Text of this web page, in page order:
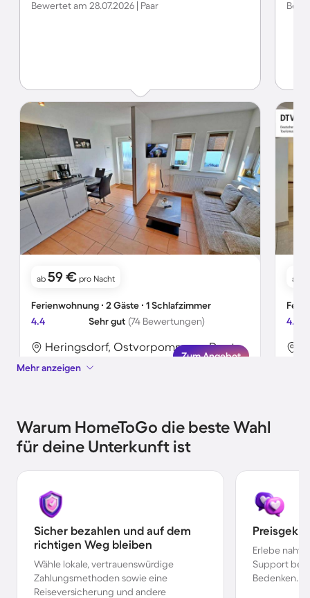
Bewertet am 28.07.2026 | Paar
ab 59 € pro Nacht
Ferienwohnung ∙ 2 Gäste ∙ 1 Schlafzimmer
4.4
Sehr gut (74 Bewertungen)
Heringsdorf, Ostvorpommern, Deutschland
Zum Angebot
ab
4.9
Mehr anzeigen
Warum HomeToGo die beste Wahl
für deine Unterkunft ist
Sicher bezahlen und auf dem
richtigen Weg bleiben
Wähle lokale, vertrauenswürdige
Zahlungsmethoden sowie eine
Reiseversicherung und andere
Erlebe
Support bei
Bedenken.